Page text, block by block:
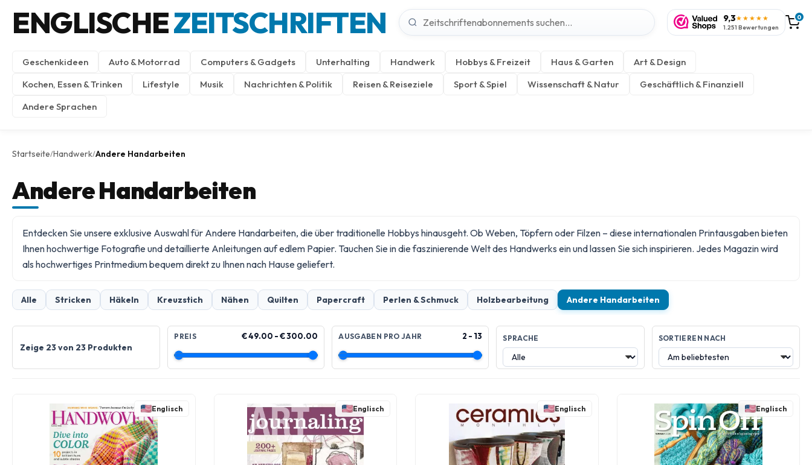
ENGLISCHEZEITSCHRIFTEN 9,3★★★★★
1.251 Bewertungen
0
Geschenkideen Auto & Motorrad Computers & Gadgets Unterhalting Handwerk Hobbys & Freizeit Haus & Garten
Art & Design
Kochen, Essen & Trinken
Lifestyle Musik Nachrichten & Politik Reisen & Reiseziele Sport & Spiel Wissenschaft & Natur
Geschäftlich & Finanziell
Andere Sprachen
Startseite/Handwerk/Andere Handarbeiten
Andere Handarbeiten
Entdecken Sie unsere exklusive Auswahl für Andere Handarbeiten, die über traditionelle Hobbys hinausgeht. Ob Weben, Töpfern oder Filzen – diese internationalen Printausgaben bieten
Ihnen hochwertige Fotografie und detaillierte Anleitungen auf edlem Papier. Tauchen Sie in die faszinierende Welt des Handwerks ein und lassen Sie sich inspirieren. Jedes Magazin wird
als hochwertiges Printmedium bequem direkt zu Ihnen nach Hause geliefert.
Alle Stricken Häkeln Kreuzstich Nähen Quilten Papercraft Perlen & Schmuck Holzbearbeitung Andere Handarbeiten
Zeige 23 von 23 Produkten
PREIS € 49.00 - € 300.00 AUSGABEN PRO JAHR 2 - 13 SPRACHE SORTIEREN NACH
Englisch Englisch Englisch Englisch